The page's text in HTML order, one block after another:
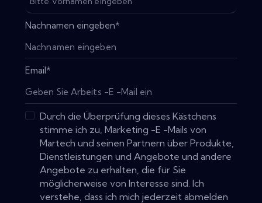
Nachnamen eingeben*
Email*
Durch die Überprüfung dieses Kästchens
stimme ich zu, Marketing -E -Mails von
Martech und seinen Partnern über Produkte,
Dienstleistungen und Angebote und andere
Angebote zu erhalten, die für Sie
möglicherweise von Interesse sind. Ich
verstehe, dass ich mich jederzeit abmelden